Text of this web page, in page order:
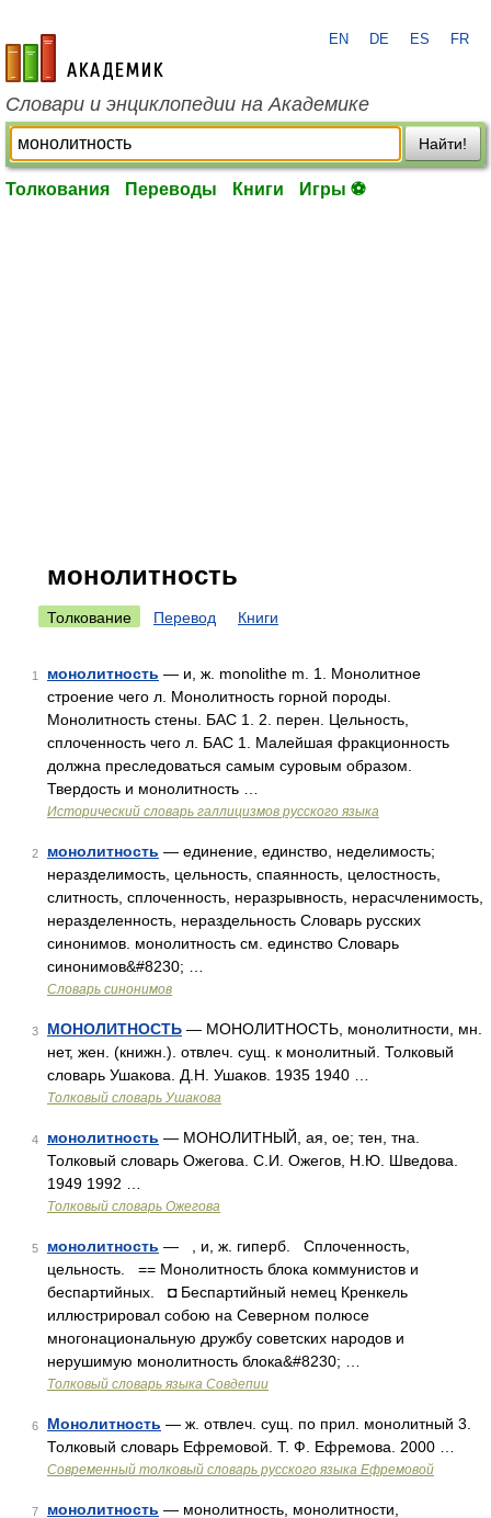
academic.ru
EN DE ES FR
Словари и энциклопедии на Академике
Найти!
Толкования Переводы Книги Игры ⚽
монолитность
Толкование Перевод Книги
1 монолитность — и, ж. monolithe m. 1. Монолитное
строение чего л. Монолитность горной породы.
Монолитность стены. БАС 1. 2. перен. Цельность,
сплоченность чего л. БАС 1. Малейшая фракционность
должна преследоваться самым суровым образом.
Твердость и монолитность …
Исторический словарь галлицизмов русского языка
2 монолитность — единение, единство, неделимость;
неразделимость, цельность, спаянность, целостность,
слитность, сплоченность, неразрывность, нерасчленимость,
неразделенность, нераздельность Словарь русских
синонимов. монолитность см. единство Словарь
синонимов&#8230; …
Словарь синонимов
3 МОНОЛИТНОСТЬ — МОНОЛИТНОСТЬ, монолитности, мн.
нет, жен. (книжн.). отвлеч. сущ. к монолитный. Толковый
словарь Ушакова. Д.Н. Ушаков. 1935 1940 …
Толковый словарь Ушакова
4 монолитность — МОНОЛИТНЫЙ, ая, ое; тен, тна.
Толковый словарь Ожегова. С.И. Ожегов, Н.Ю. Шведова.
1949 1992 …
Толковый словарь Ожегова
5 монолитность — , и, ж. гиперб. Сплоченность,
цельность. == Монолитность блока коммунистов и
беспартийных. ◘ Беспартийный немец Кренкель
иллюстрировал собою на Северном полюсе
многонациональную дружбу советских народов и
нерушимую монолитность блока&#8230; …
Толковый словарь языка Совдепии
6 Монолитность — ж. отвлеч. сущ. по прил. монолитный 3.
Толковый словарь Ефремовой. Т. Ф. Ефремова. 2000 …
Современный толковый словарь русского языка Ефремовой
7 монолитность — монолитность, монолитности,